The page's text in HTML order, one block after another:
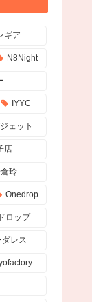
ギア
N8Night
IYYC
ェット
店
玲
Onedrop
ロップ
ダレス